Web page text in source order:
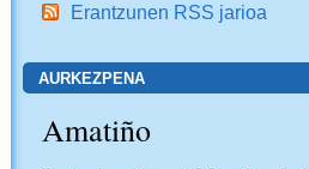
Erantzunen RSS jarioa
AURKEZPENA
Amatiño